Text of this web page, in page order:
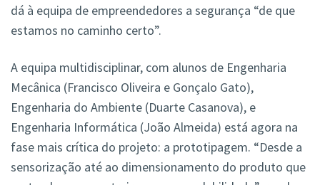
dá à equipa de empreendedores a segurança “de que
estamos no caminho certo”.
A equipa multidisciplinar, com alunos de Engenharia
Mecânica (Francisco Oliveira e Gonçalo Gato),
Engenharia do Ambiente (Duarte Casanova), e
Engenharia Informática (João Almeida) está agora na
fase mais crítica do projeto: a prototipagem. “Desde a
sensorização até ao dimensionamento do produto que